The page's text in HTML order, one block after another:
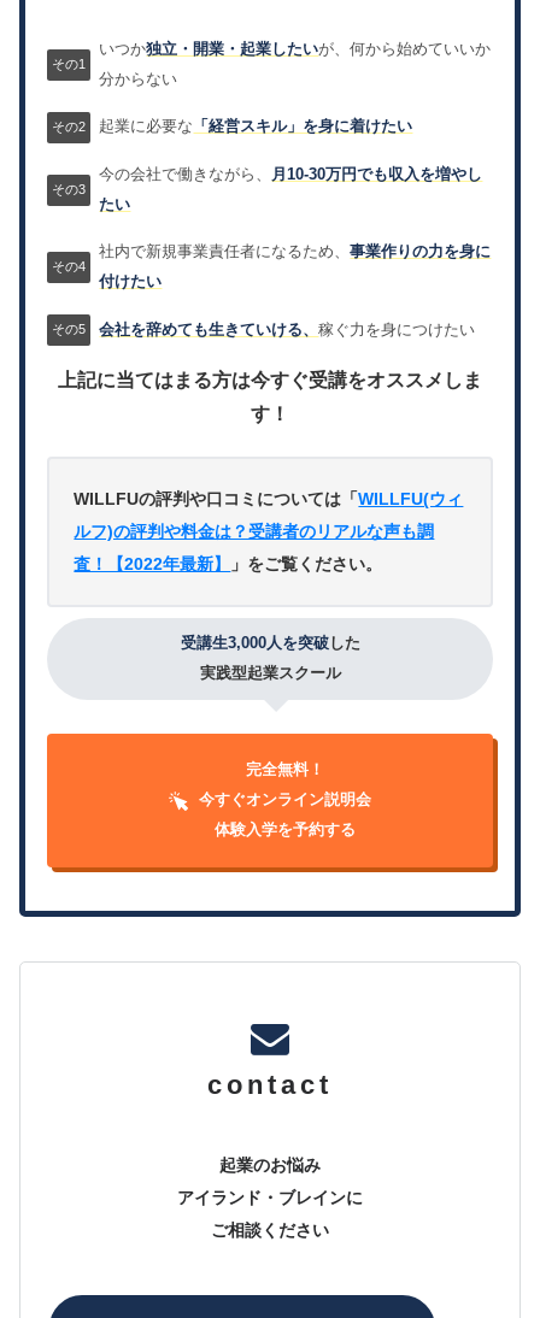
いつか独立・開業・起業したいが、何から始めていいか
分からない
起業に必要な 「経営スキル」を身に着けたい
今の会社で働きながら、
月10-30万円でも収入を増やし
たい
社内で新規事業責任者になるため、事業作りの力を身に
付けたい
会社を辞めても生きていける、稼ぐ力を身につけたい
上記に当てはまる方は今すぐ受講をオススメしま
す！
WILLFUの評判や口コミについては「WILLFU(ウィ
ルフ)の評判や料金は？受講者のリアルな声も調
査！【2022年最新】
」をご覧ください。
受講生3,000人を突破した
実践型起業スクール
完全無料！
今すぐオンライン説明会
体験入学を予約する
contact
起業のお悩み
アイランド・ブレインに
ご相談ください